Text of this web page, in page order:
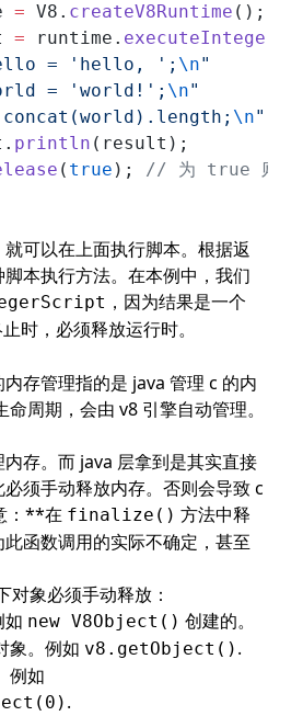
= V8. createV8Runtime ();
= runtime.
= 'hello, '; \n"
= 'world!'; \n"
\n"
println (result);
( true ); // 为 true 则会检
可以在上面执行脚本。根据返
本执行方法。在本例中，我们
，因为结果是一个
时，必须释放运行时。
存管理指的是 java 管理 c 的内
周期，会由 v8 引擎自动管理。
存。而 java 层拿到是其实直接
须手动释放内存。否则会导致 c
：**在 finalize() 方法中释
函数调用的实际不确定，甚至
对象必须手动释放：
如 new V8Object() 创建的。
象。例如 v8.getObject() .
例如
.